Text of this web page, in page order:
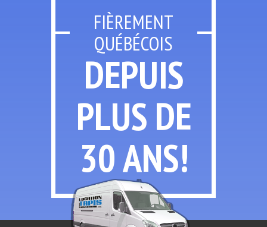
FIÈREMENT
QUÉBÉCOIS
DEPUIS
PLUS DE
30 ANS!